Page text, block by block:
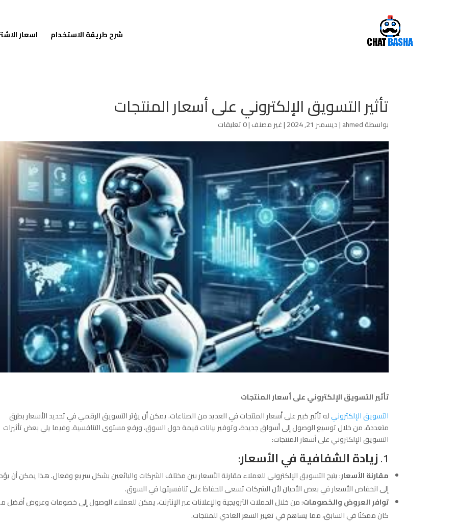
شرح طريقة الاستخدام اسعار
تأثير التسويق الإلكتروني على أسعار المنتجات
بواسطةahmed
|ديسمبر 21, 2024 |غير مصنف|0 تعليقات
تأثير التسويق الإلكتروني على أسعار المنتجات
التسويق الإلكترونيله تأثير كبير على أسعار المنتجات في العديد من الصناعات. يمكن أن يؤثر التسويق الرقمي في تحديد الأسعار بطرق
متعددة، من خلال توسيع الوصول إلى أسواق جديدة، وتوفير بيانات قيمة حول السوق، ورفع مستوى التنافسية. وفيما يلي بعض تأثيرات
التسويق الإلكتروني على أسعار المنتجات:
1. زيادة الشفافية في الأسعار:
مقارنة الأسعار: يتيح التسويق الإلكتروني للعملاء مقارنة الأسعار بين مختلف الشركات والبائعين بشكل سريع وفعال. هذا يمكن أن
إلى انخفاض الأسعار في بعض الأحيان لأن الشركات تسعى للحفاظ على تنافسيتها في السوق.
توافر العروض والخصومات: من خلال الحملات الترويجية والإعلانات عبر الإنترنت، يمكن للعملاء الوصول إلى خصومات وعروض أفضل
كان ممكنًا في السابق، مما يساهم في تغيير السعر العادي للمنتجات.